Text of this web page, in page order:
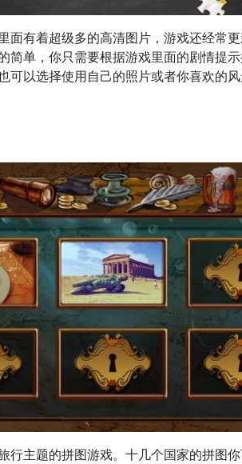
面有着超级多的高清图片，游戏还经常
简单，你只需要根据游戏里面的剧情提
可以选择使用自己的照片或者你喜欢的
行主题的拼图游戏。十几个国家的拼图